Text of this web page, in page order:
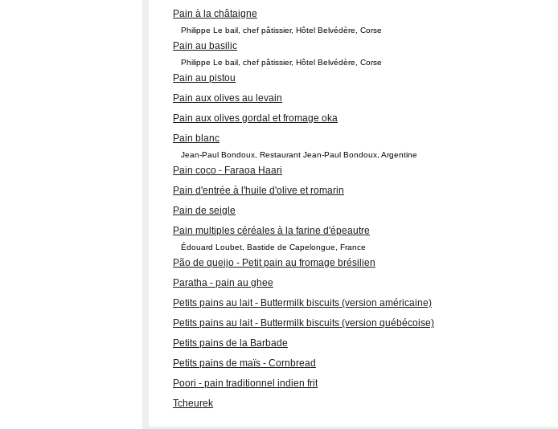
Pain à la châtaigne
Philippe Le bail, chef pâtissier, Hôtel Belvédère, Corse
Pain au basilic
Philippe Le bail, chef pâtissier, Hôtel Belvédère, Corse
Pain au pistou
Pain aux olives au levain
Pain aux olives gordal et fromage oka
Pain blanc
Jean-Paul Bondoux, Restaurant Jean-Paul Bondoux, Argentine
Pain coco - Faraoa Haari
Pain d'entrée à l'huile d'olive et romarin
Pain de seigle
Pain multiples céréales à la farine d'épeautre
Édouard Loubet, Bastide de Capelongue, France
Pão de queijo - Petit pain au fromage brésilien
Paratha - pain au ghee
Petits pains au lait - Buttermilk biscuits (version américaine)
Petits pains au lait - Buttermilk biscuits (version québécoise)
Petits pains de la Barbade
Petits pains de maïs - Cornbread
Poori - pain traditionnel indien frit
Tcheurek